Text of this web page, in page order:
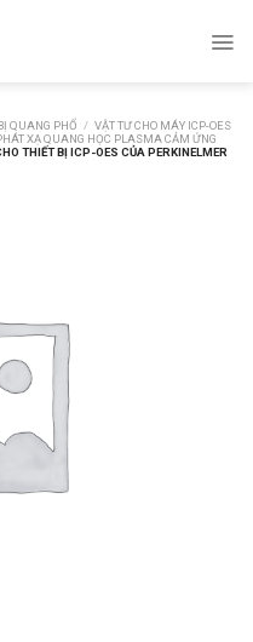
QUANG PHỔ / VẬT TƯ CHO MÁY ICP-OES
XẠ QUANG HỌC PLASMA CẢM ỨNG
THIẾT BỊ ICP-OES CỦA PERKINELMER